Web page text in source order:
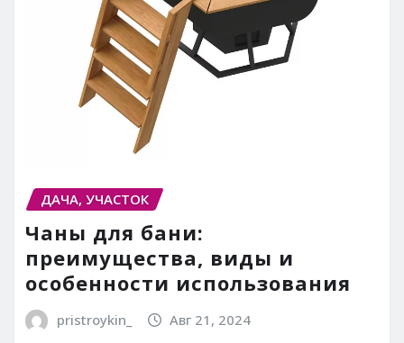
ДАЧА, УЧАСТОК
Чаны для бани:
преимущества, виды и
особенности использования
pristroykin_ Авг 21, 2024